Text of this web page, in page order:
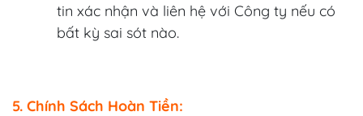
tin xác nhận và liên hệ với Công ty nếu có
bất kỳ sai sót nào.
5. Chính Sách Hoàn Tiền: